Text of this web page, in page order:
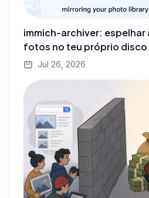
immich-archiver:
fotos no teu próprio disco
Jul 26, 2026